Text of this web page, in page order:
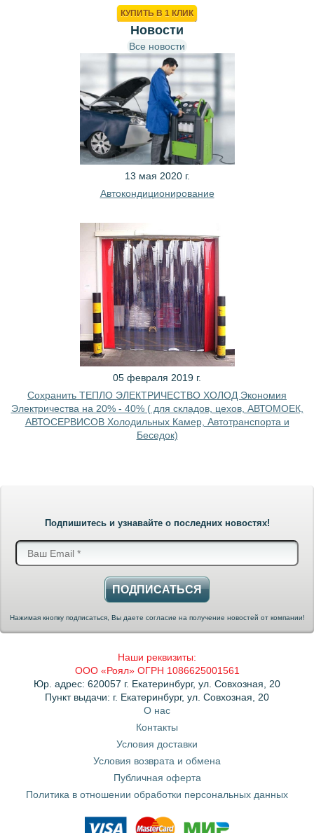
КУПИТЬ В 1 КЛИК
Новости
Все новости
13 мая 2020 г.
Автокондиционирование
05 февраля 2019 г.
Сохранить ТЕПЛО ЭЛЕКТРИЧЕСТВО ХОЛОД Экономия
Электричества на 20% - 40% ( для складов, цехов, АВТОМОЕК,
АВТОСЕРВИСОВ Холодильных Камер, Автотранспорта и
Беседок)
Подпишитесь и узнавайте о последних новостях!
ПОДПИСАТЬСЯ
Нажимая кнопку подписаться, Вы даете согласие на получение новостей от компании!
Наши реквизиты:
ООО «Роял» ОГРН 1086625001561
Юр. адрес: 620057 г. Екатеринбург, ул. Совхозная, 20
Пункт выдачи: г. Екатеринбург, ул. Совхозная, 20
О нас
Контакты
Условия доставки
Условия возврата и обмена
Публичная оферта
Политика в отношении обработки персональных данных